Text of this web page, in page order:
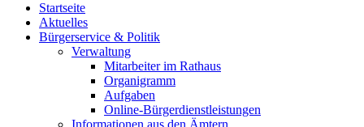
Startseite
Aktuelles
Bürgerservice & Politik
Verwaltung
Mitarbeiter im Rathaus
Organigramm
Aufgaben
Online-Bürgerdienstleistungen
Informationen aus den Ämtern